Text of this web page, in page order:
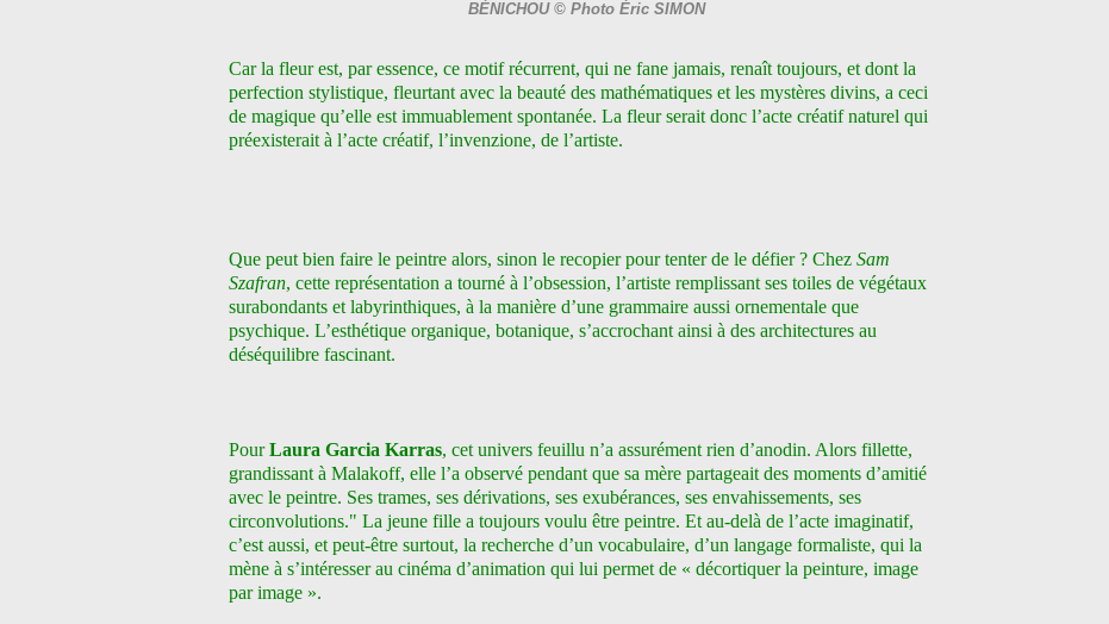
BÉNICHOU © Photo Éric SIMON
Car la fleur est, par essence, ce motif récurrent, qui ne fane jamais, renaît toujours, et dont la
perfection stylistique, fleurtant avec la beauté des mathématiques et les mystères divins, a ceci
de magique qu’elle est immuablement spontanée. La fleur serait donc l’acte créatif naturel qui
préexisterait à l’acte créatif, l’invenzione, de l’artiste.
Que peut bien faire le peintre alors, sinon le recopier pour tenter de le défier ? Chez Sam
Szafran, cette représentation a tourné à l’obsession, l’artiste remplissant ses toiles de végétaux
surabondants et labyrinthiques, à la manière d’une grammaire aussi ornementale que
psychique. L’esthétique organique, botanique, s’accrochant ainsi à des architectures au
déséquilibre fascinant.
PourLaura Garcia Karras, cet univers feuillu n’a assurément rien d’anodin. Alors fillette,
grandissant à Malakoff, elle l’a observé pendant que sa mère partageait des moments d’amitié
avec le peintre. Ses trames, ses dérivations, ses exubérances, ses envahissements, ses
circonvolutions." La jeune fille a toujours voulu être peintre. Et au-delà de l’acte imaginatif,
c’est aussi, et peut-être surtout, la recherche d’un vocabulaire, d’un langage formaliste, qui la
mène à s’intéresser au cinéma d’animation qui lui permet de « décortiquer la peinture, image
par image ».